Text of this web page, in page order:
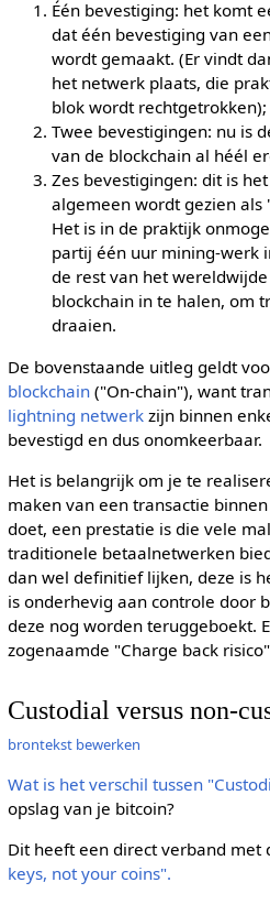
Één bevestiging: het komt
dat één bevestiging van
wordt gemaakt. (Er vindt
het netwerk plaats, die
blok wordt rechtgetrokken);
Twee bevestigingen: nu is
van de blockchain al héél
Zes bevestigingen: dit is
algemeen wordt gezien
Het is in de praktijk
partij één uur mining-werk
de rest van het
blockchain in te halen, om
draaien.
De bovenstaande uitleg geldt
blockchain("On-chain"), want
lightning netwerkzijn binnen
bevestigd en dus onomkeerbaar.
Het is belangrijk om je te
maken van een transactie
doet, een prestatie is die vele
traditionele betaalnetwerken
dan wel definitief lijken, deze is
is onderhevig aan controle door
deze nog worden teruggeboekt.
zogenaamde "Charge back
Custodial versus non-
brontekst bewerken
Wat is het verschil tussen
opslag van je bitcoin?
Dit heeft een direct verband met
keys, not your coins".